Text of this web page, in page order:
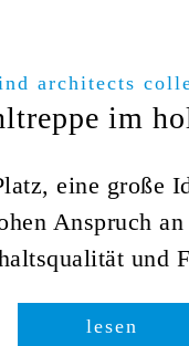
architects
im
eine große
Anspruch
und
lesen